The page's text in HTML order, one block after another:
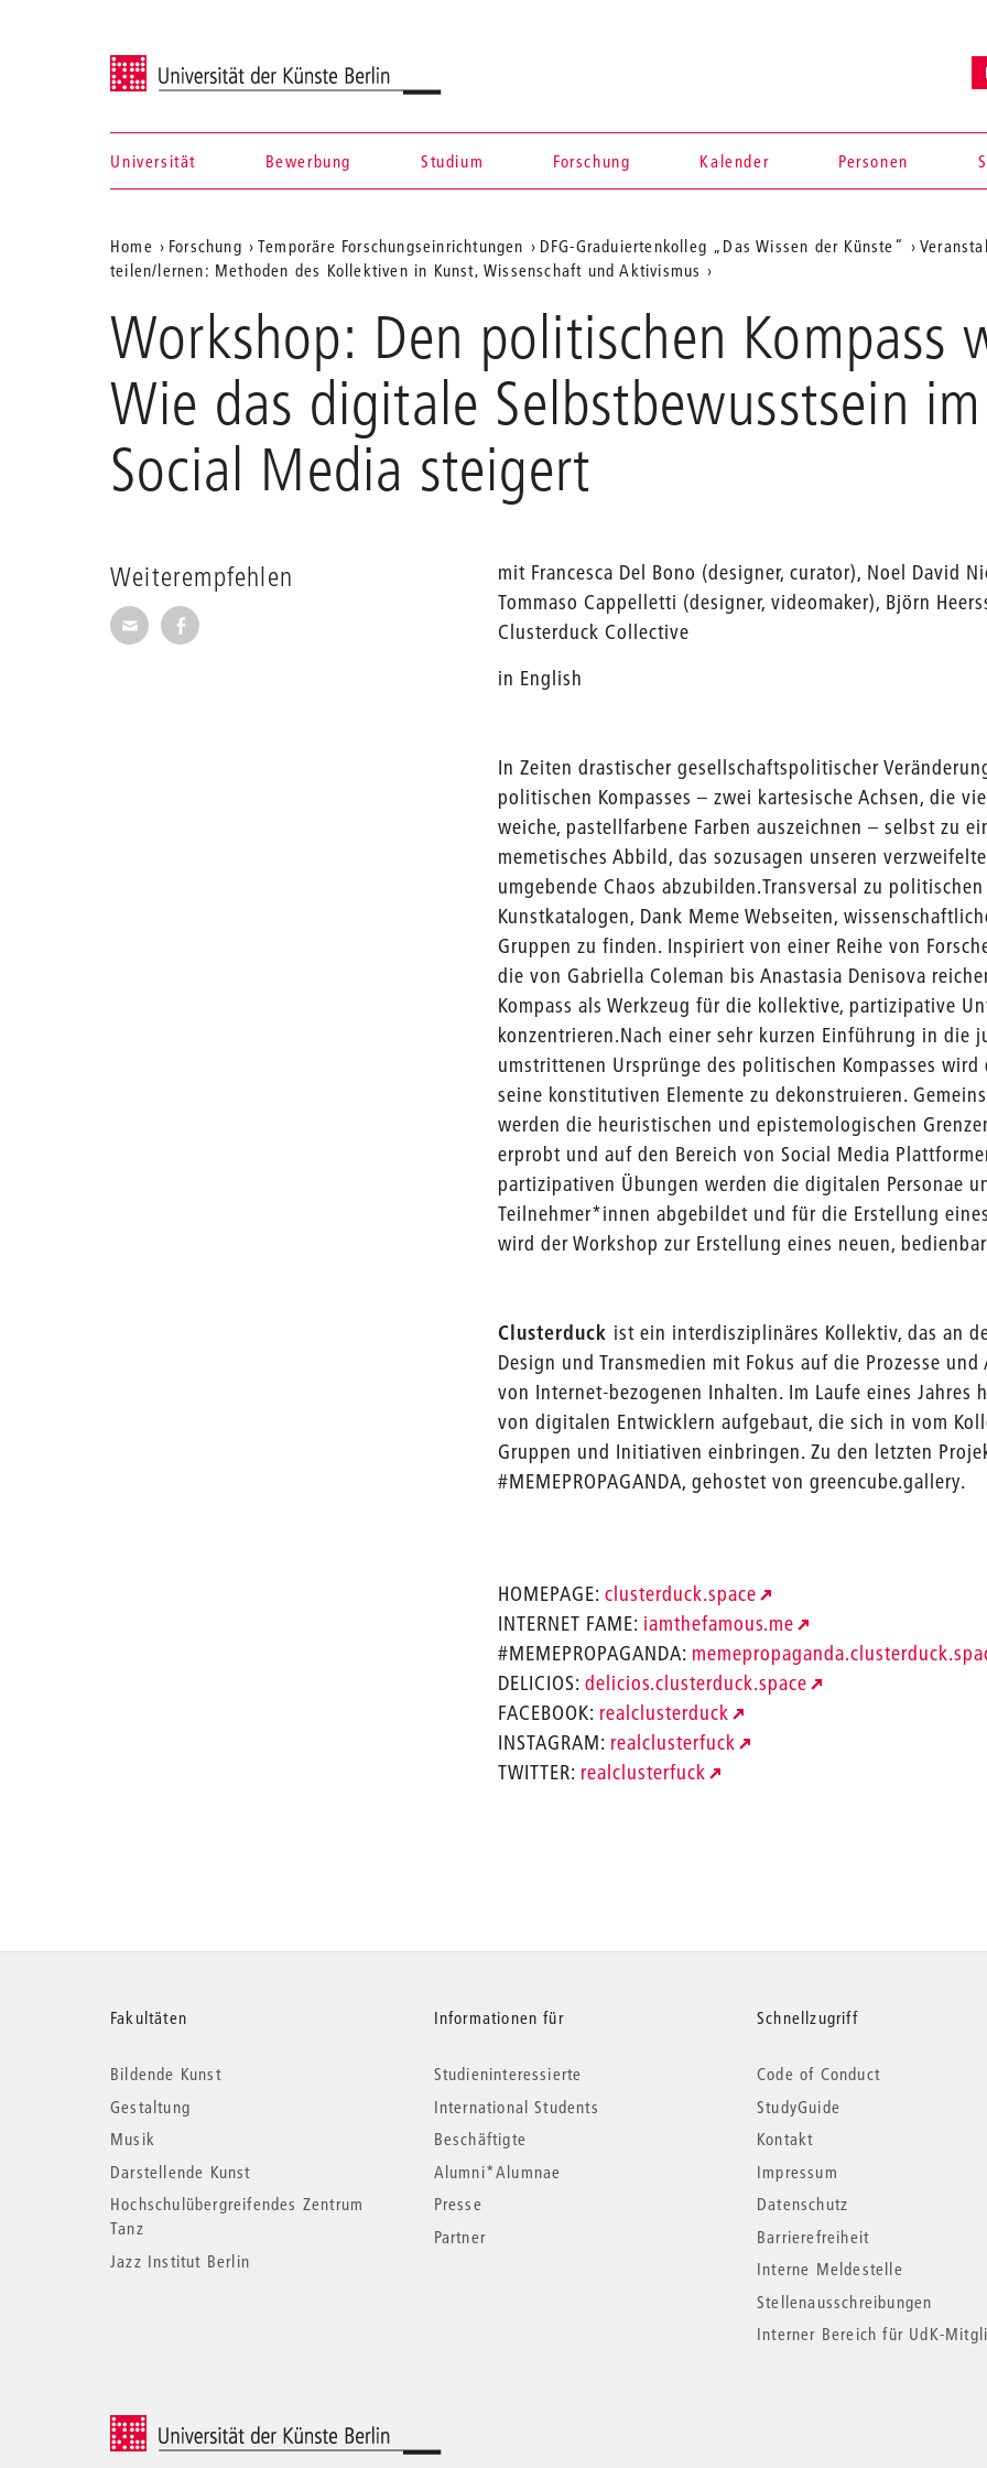
Universität der Künste Berlin
Navigation &
Suche
Universität Bewerbung Studium Forschung Kalender Personen
Aktuelle
Position
auf
der
Webseite
Home Forschung Temporäre Forschungseinrichtungen DFG-Graduiertenkolleg „Das Wissen der Künste“
teilen/lernen: Methoden des Kollektiven in Kunst, Wissenschaft und Aktivismus
Workshop: Den politischen Kompass
Wie das digitale Selbstbewusstsein
Social Media steigert
Weiterempfehlen
Seite per E-Mail weiterempfehlen
Seite auf Facebook weiterempfehlen
mit Francesca Del Bono (designer, curator), Noel David
Tommaso Cappelletti (designer, videomaker), Björn
Clusterduck Collective
in English
In Zeiten drastischer gesellschaftspolitischer
politischen Kompasses – zwei kartesische Achsen, die
weiche, pastellfarbene Farben auszeichnen – selbst zu
memetisches Abbild, das sozusagen unseren
umgebende Chaos abzubilden.Transversal zu
Kunstkatalogen, Dank Meme Webseiten,
Gruppen zu finden. Inspiriert von einer Reihe von
die von Gabriella Coleman bis Anastasia Denisova
Kompass als Werkzeug für die kollektive, partizipative
konzentrieren.Nach einer sehr kurzen Einführung in die
umstrittenen Ursprünge des politischen Kompasses
seine konstitutiven Elemente zu dekonstruieren.
werden die heuristischen und epistemologischen
erprobt und auf den Bereich von Social Media
partizipativen Übungen werden die digitalen Personae
Teilnehmer*innen abgebildet und für die Erstellung
wird der Workshop zur Erstellung eines neuen,
Clusterduck ist ein interdisziplinäres Kollektiv, das an
Design und Transmedien mit Fokus auf die Prozesse
von Internet-bezogenen Inhalten. Im Laufe eines Jahres
von digitalen Entwicklern aufgebaut, die sich in vom
Gruppen und Initiativen einbringen. Zu den letzten
#MEMEPROPAGANDA, gehostet von greencube.gallery.
HOMEPAGE:clusterduck.space
INTERNET FAME: iamthefamous.me
#MEMEPROPAGANDA:
DELICIOS:delicios.clusterduck.space
FACEBOOK: realclusterduck
INSTAGRAM: realclusterfuck
TWITTER: realclusterfuck
Weitere
Informationen
Fakultäten
Bildende Kunst
Gestaltung
Musik
Darstellende Kunst
Hochschulübergreifendes Zentrum
Tanz
Jazz Institut Berlin
Informationen für
Studieninteressierte
International Students
Beschäftigte
Alumni*Alumnae
Presse
Partner
Schnellzugriff
Code of Conduct
StudyGuide
Kontakt
Impressum
Datenschutz
Barrierefreiheit
Interne Meldestelle
Stellenausschreibungen
Interner Bereich für UdK-
© 2026 Universität der Künste Berlin